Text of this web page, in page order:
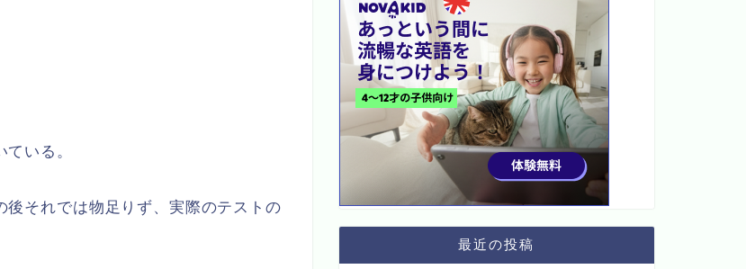
いる。
それでは物足りず、実際のテストの
最近の投稿